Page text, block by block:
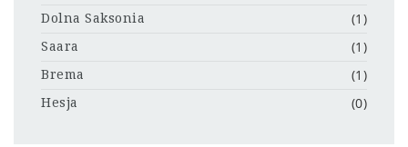
Dolna Saksonia (1)
Saara (1)
Brema (1)
Hesja (0)